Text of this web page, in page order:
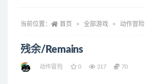
当前位置： 首页 全部游戏 动作冒险
残余/Remains
动作冒险 0 317 70